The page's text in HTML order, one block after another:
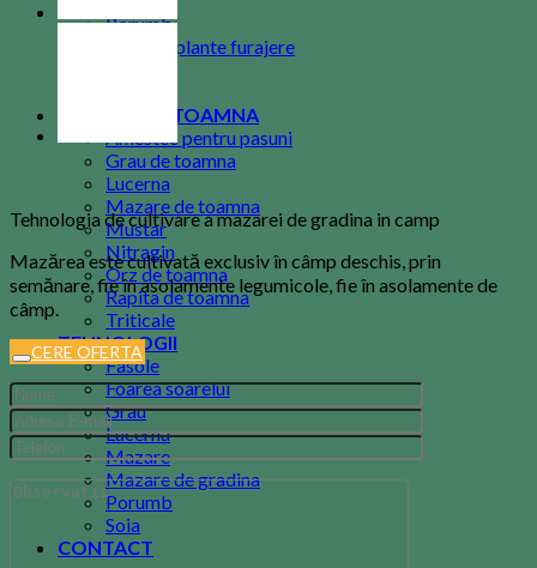
Porumb
Seminte plante furajere
CULTURI DE TOAMNA
Amestec pentru pasuni
Grau de toamna
Lucerna
Mazare de toamna
Mustar
Nitragin
Orz de toamna
Rapita de toamna
Triticale
TEHNOLOGII
Fasole
Foarea soarelui
Grau
Lucerna
Mazare
Mazare de gradina
Porumb
Soia
CONTACT
Tehnologia de cultivare a mazarei de gradina in camp
Mazărea este cultivată exclusiv în câmp deschis, prin
semănare, fie în asolamente legumicole, fie în asolamente de
câmp.
CERE OFERTA